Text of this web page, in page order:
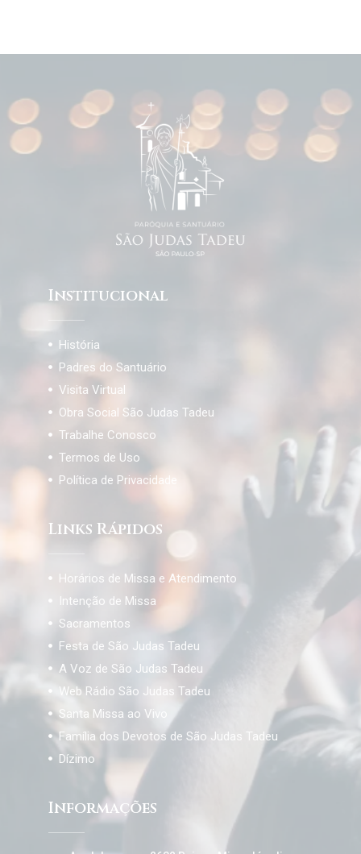
Institucional
História
Padres do Santuário
Visita Virtual
Obra Social São Judas Tadeu
Trabalhe Conosco
Termos de Uso
Política de Privacidade
Links Rápidos
Horários de Missa e Atendimento
Intenção de Missa
Sacramentos
Festa de São Judas Tadeu
A Voz de São Judas Tadeu
Web Rádio São Judas Tadeu
Santa Missa ao Vivo
Família dos Devotos de São Judas Tadeu
Dízimo
Informações